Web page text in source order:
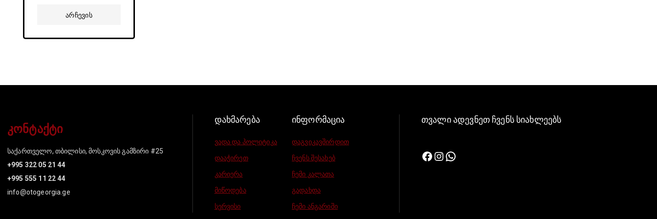
Არჩევის
კონტაქტი
საქართველო, თბილისი, მოსკოვის გამზირი #25
+995 322 05 21 44
+995 555 11 22 44
info@otogeorgia.ge
დახმარება
ვადა და პოლიტიკა
დააჭირეთ
კარიერა
მიწოდება
სერვისი
ინფორმაცია
დაგვიკავშირდით
ჩვენს შესახებ
ჩემი კალათა
გადახდა
ჩემი ანგარიში
თვალი ადევნეთ ჩვენს სიახლეებს